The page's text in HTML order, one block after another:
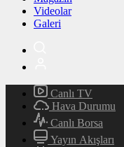
Videolar
Galeri
Canlı TV
Hava Durumu
Canlı Borsa
Yayın Akışları